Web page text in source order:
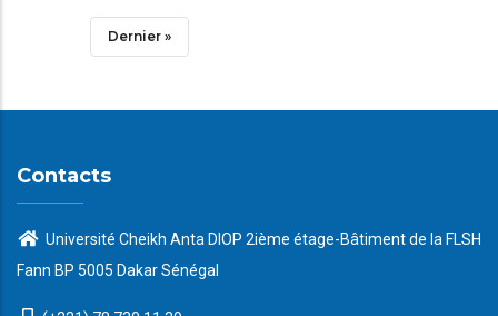
Courante
Dernière
Dernier »
Contacts
Université Cheikh Anta DIOP 2ième étage-Bâtiment de la FLSH
Fann BP 5005 Dakar Sénégal